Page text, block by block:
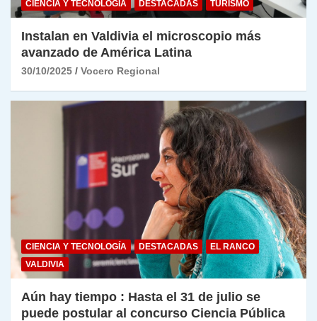
CIENCIA Y TECNOLOGÍA DESTACADAS TURISMO
Instalan en Valdivia el microscopio más
avanzado de América Latina
30/10/2025 Vocero Regional
CIENCIA Y TECNOLOGÍA DESTACADAS
EL RANCO
VALDIVIA
Aún hay tiempo : Hasta el 31 de julio se
puede postular al concurso Ciencia Pública